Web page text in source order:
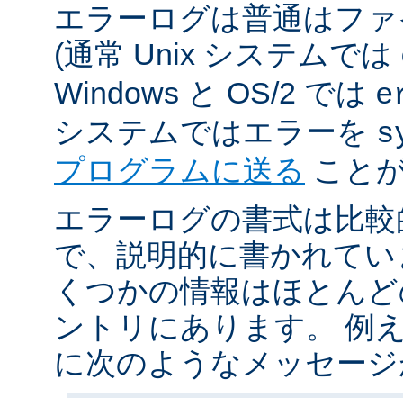
エラーログは普通はフ
(通常 Unix システムでは
Windows と OS/2 では
システムではエラーを
プログラムに送る こと
エラーログの書式は比
で、説明的に書かれて
くつかの情報はほとん
ントリにあります。 例
に次のようなメッセー